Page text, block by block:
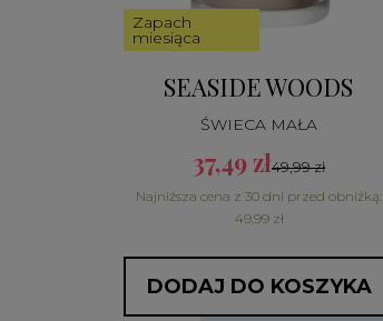
Zapach
miesiąca
SEASIDE WOODS
ŚWIECA MAŁA
37,49 zł49,99 zł
Najniższa cena z 30 dni przed obniżką:
49,99 zł
DODAJ DO KOSZYKA